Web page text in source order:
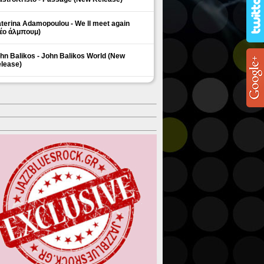
Adamopoulou - We ll meet again
άλμπουμ)
Balikos - John Balikos World (New